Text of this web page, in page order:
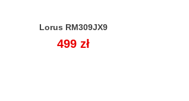
Lorus RM309JX9
Cena
499 zł
